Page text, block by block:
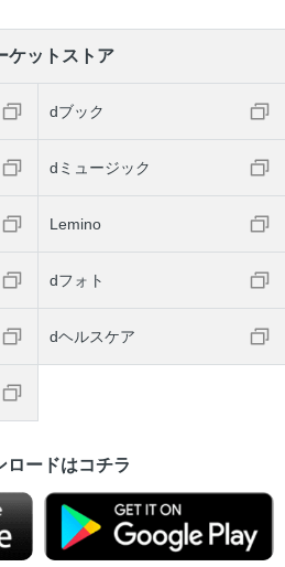
空港は2つあります
内交通
コクでの交通
れ
ケットストア
dブック
dミュージック
Lemino
dフォト
dヘルスケア
ロードはコチラ